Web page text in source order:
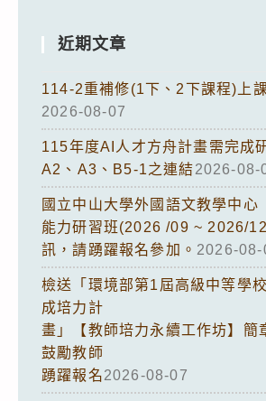
近期文章
114-2重補修(1下、2下課程)上
2026-08-07
115年度AI人才方舟計畫需完成
A2、A3、B5-1之連結2026-08-
國立中山大學外國語文教學中心
能力研習班(2026 /09 ~ 2026/
訊，請踴躍報名參加。 2026-08-
檢送「環境部第1屆高級中等學
成培力計
畫」【教師培力永續工作坊】簡
鼓勵教師
踴躍報名2026-08-07